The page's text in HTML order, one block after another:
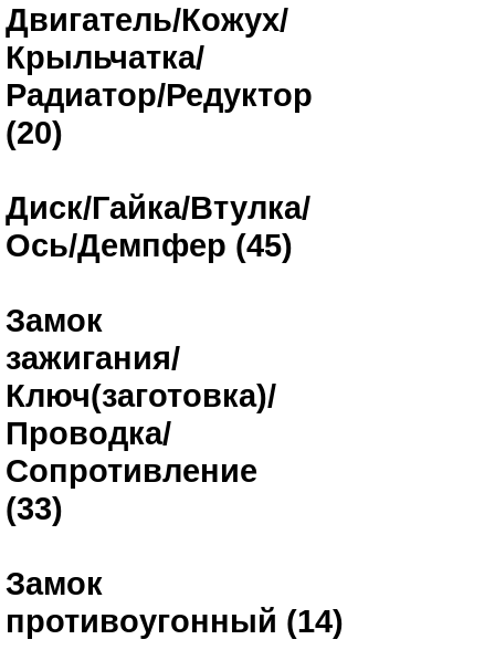
Двигатель/Кожух/
Крыльчатка/
Радиатор/Редуктор
(20)
Диск/Гайка/Втулка/
Ось/Демпфер (45)
Замок
зажигания/
Ключ(заготовка)/
Проводка/
Сопротивление
(33)
Замок
противоугонный (14)